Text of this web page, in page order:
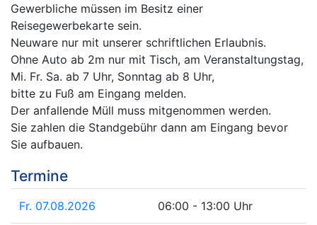
Gewerbliche müssen im Besitz einer
Reisegewerbekarte sein.
Neuware nur mit unserer schriftlichen Erlaubnis.
Ohne Auto ab 2m nur mit Tisch, am Veranstaltungstag,
Mi. Fr. Sa. ab 7 Uhr, Sonntag ab 8 Uhr,
bitte zu Fuß am Eingang melden.
Der anfallende Müll muss mitgenommen werden.
Sie zahlen die Standgebühr dann am Eingang bevor
Sie aufbauen.
Termine
Fr. 07.08.2026 06:00 - 13:00 Uhr